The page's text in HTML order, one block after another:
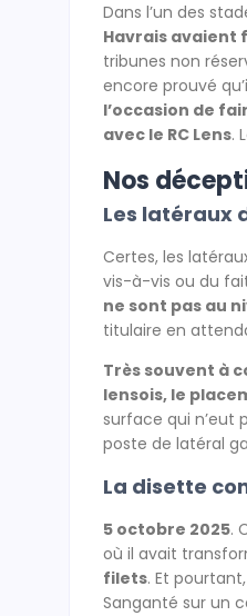
Dans l’un des
Havrais avaient
tribunes non
encore prouvé
l’occasion de
avec le RC Lens.
Nos
Les latéraux
Certes, les
vis-à-vis ou du
ne sont pas au
titulaire en
Très souvent à
lensois, le
surface qui n’eut
poste de latéral
La disette
5 octobre 2025.
où il avait
filets. Et pourtant,
Sanganté sur un